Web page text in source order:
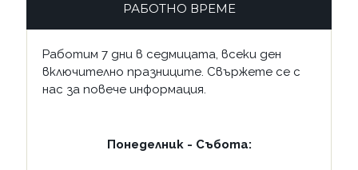
РАБОТНО ВРЕМЕ
Работим 7 дни в седмицата, всеки ден
включително празниците. Свържете се с
нас за повече информация.
Понеделник - Събота: